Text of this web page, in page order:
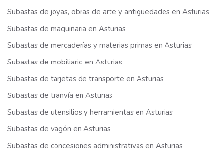
Subastas de joyas, obras de arte y antigüedades en Asturias
Subastas de maquinaria en Asturias
Subastas de mercaderías y materias primas en Asturias
Subastas de mobiliario en Asturias
Subastas de tarjetas de transporte en Asturias
Subastas de tranvía en Asturias
Subastas de utensilios y herramientas en Asturias
Subastas de vagón en Asturias
Subastas de concesiones administrativas en Asturias